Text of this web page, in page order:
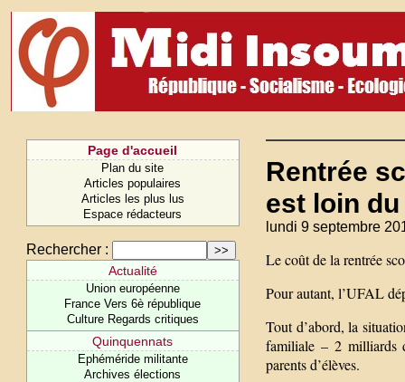
Page d'accueil
Plan du site
Articles populaires
Articles les plus lus
Espace rédacteurs
Rechercher :
Actualité
Union européenne
France Vers 6è république
Culture Regards critiques
Quinquennats
Ephéméride militante
Archives élections
Rentrée
est loin
lundi 9 septembre
Le coût de la rentrée
Pour autant, l’UFAL
Tout d’abord, la
familiale – 2 milliards
parents d’élèves.